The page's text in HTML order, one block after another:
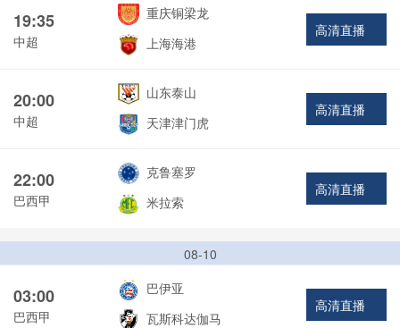
19:35
中超
重庆铜梁龙
上海海港
高清直播
20:00
中超
山东泰山
天津津门虎
高清直播
22:00
巴西甲
克鲁塞罗
米拉索
高清直播
08-10
03:00
巴西甲
巴伊亚
瓦斯科达伽马
高清直播